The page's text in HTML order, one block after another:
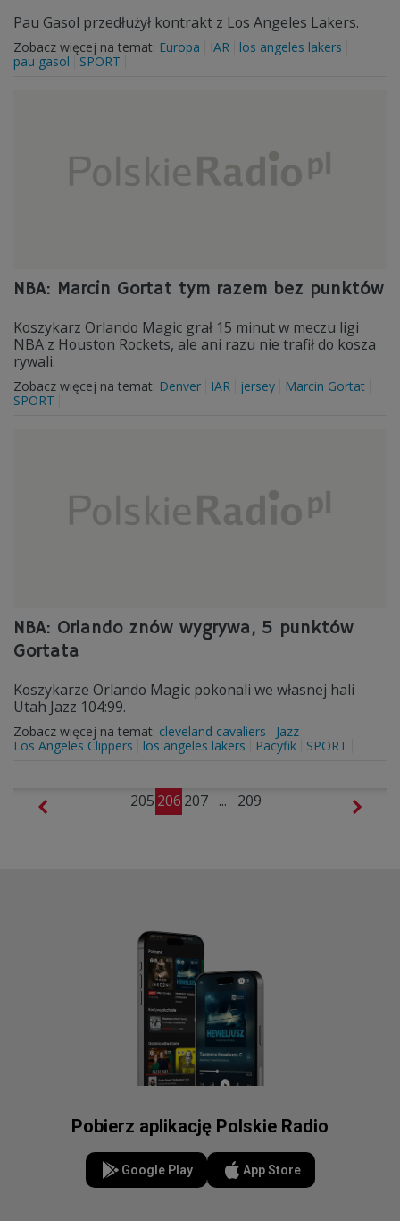
Pau Gasol przedłużył kontrakt z Los Angeles Lakers.
Zobacz więcej na temat: Europa IAR
los angeles lakers
pau gasol
SPORT
NBA: Marcin Gortat tym razem bez punktów
Koszykarz Orlando Magic grał 15 minut w meczu ligi
NBA z Houston Rockets, ale ani razu nie trafił do kosza
rywali.
Zobacz więcej na temat: Denver IAR jersey
Marcin Gortat
SPORT
NBA: Orlando znów wygrywa, 5 punktów
Gortata
Koszykarze Orlando Magic pokonali we własnej hali
Utah Jazz 104:99.
Zobacz więcej na temat: cleveland cavaliers
Jazz
Los Angeles Clippers
los angeles lakers Pacyfik SPORT
205 206 207 ... 209
Pobierz aplikację Polskie Radio
Google Play App Store